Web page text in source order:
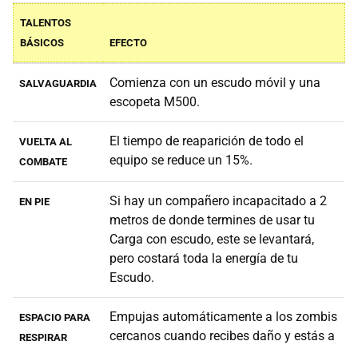
TALENTOS
BÁSICOS
EFECTO
SALVAGUARDIA
Comienza con un escudo móvil y una
escopeta M500.
VUELTA AL
COMBATE
El tiempo de reaparición de todo el
equipo se reduce un 15%.
EN PIE
Si hay un compañero incapacitado a 2
metros de donde termines de usar tu
Carga con escudo, este se levantará,
pero costará toda la energía de tu
Escudo.
ESPACIO PARA
RESPIRAR
Empujas automáticamente a los zombis
cercanos cuando recibes daño y estás a